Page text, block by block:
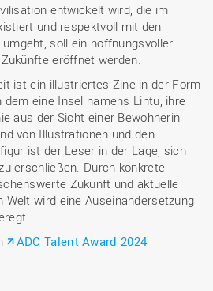
entwickelt wird, die im
und respektvoll mit den
soll ein hoffnungsvoller
eröffnet werden.
ist ein illustriertes Zine in der Form
eine Insel namens Lintu, ihre
aus der Sicht einer Bewohnerin
von Illustrationen und den
ist der Leser in der Lage, sich
erschließen. Durch konkrete
Zukunft und aktuelle
Welt wird eine Auseinandersetzung
ADC Talent Award 2024